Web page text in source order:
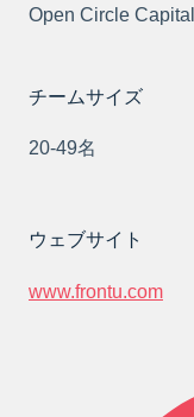
Open Circle
チームサイズ
20-49名
ウェブサイト
www.frontu.com